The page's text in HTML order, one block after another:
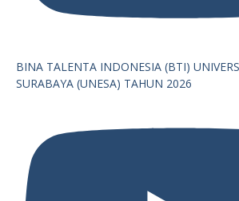
BINA TALENTA INDONESIA (BTI)
SURABAYA (UNESA) TAHUN 2026